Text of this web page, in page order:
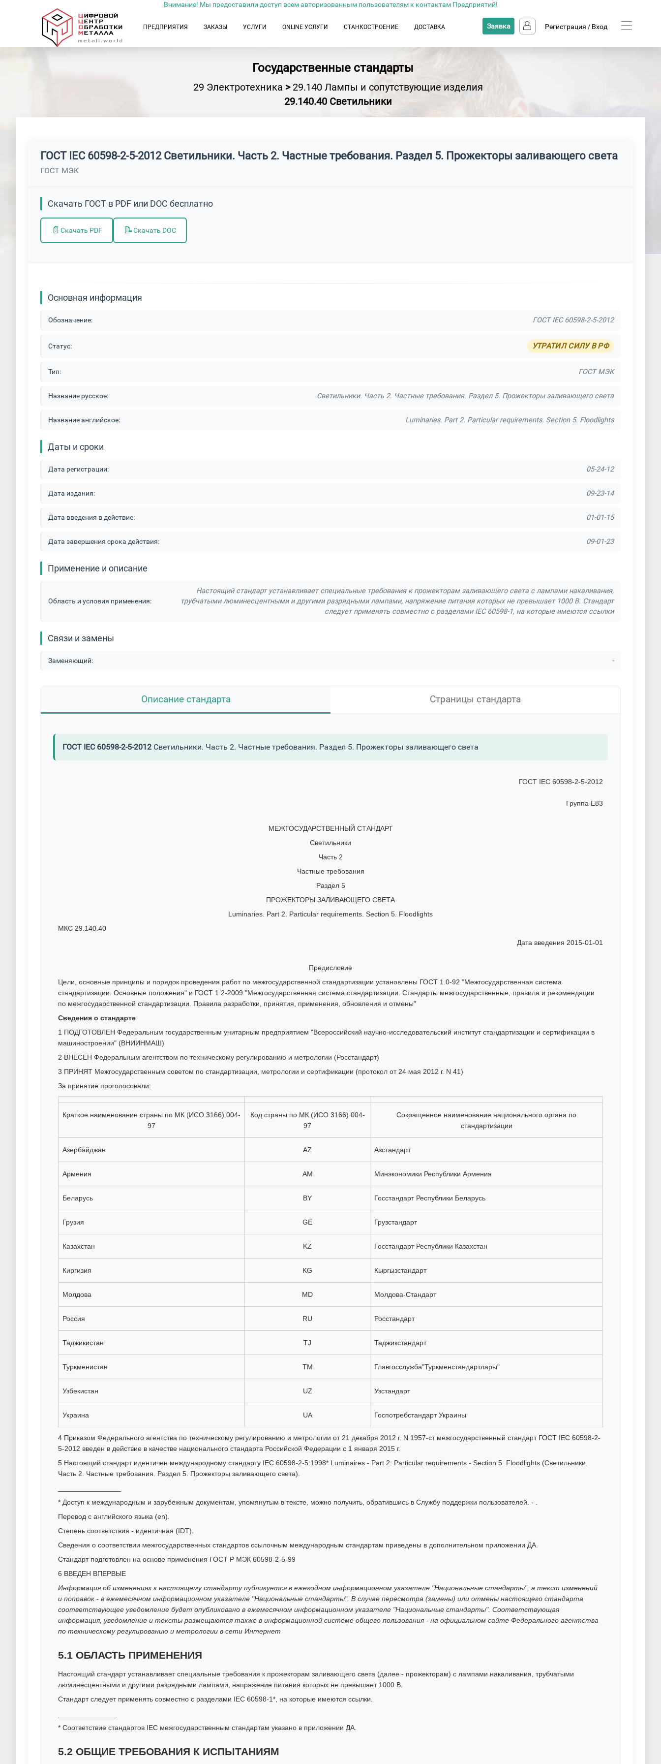
Внимание! Мы предоставили доступ всем авторизованным пользователям к контактам Предприятий!
ПРЕДПРИЯТИЯ ЗАКАЗЫ УСЛУГИ ONLINE УСЛУГИ СТАНКОСТРОЕНИЕ ДОСТАВКА Заявка Регистрация / Вход
Государственные стандарты
29 Электротехника > 29.140 Лампы и сопутствующие изделия
29.140.40 Светильники
ГОСТ IEC 60598-2-5-2012 Светильники. Часть 2. Частные требования. Раздел 5. Прожекторы заливающего света
ГОСТ МЭК
Скачать ГОСТ в PDF или DOC бесплатно
📄 Скачать PDF 📝Скачать DOC
Основная информация
Обозначение: ГОСТ IEC 60598-2-5-2012
Статус: УТРАТИЛ СИЛУ В РФ
Тип: ГОСТ МЭК
Название русское: Светильники. Часть 2. Частные требования. Раздел 5. Прожекторы заливающего света
Название английское: Luminaries. Part 2. Particular requirements. Section 5. Floodlights
Даты и сроки
Дата регистрации: 05-24-12
Дата издания: 09-23-14
Дата введения в действие: 01-01-15
Дата завершения срока действия: 09-01-23
Применение и описание
Область и условия применения:
Настоящий стандарт устанавливает специальные требования к прожекторам заливающего света с лампами накаливания,
трубчатыми люминесцентными и другими разрядными лампами, напряжение питания которых не превышает 1000 В. Стандарт
следует применять совместно с разделами IEC 60598-1, на которые имеются ссылки
Связи и замены
Заменяющий: -
Описание стандарта Страницы стандарта
ГОСТ IEC 60598-2-5-2012 Светильники. Часть 2. Частные требования. Раздел 5. Прожекторы заливающего света